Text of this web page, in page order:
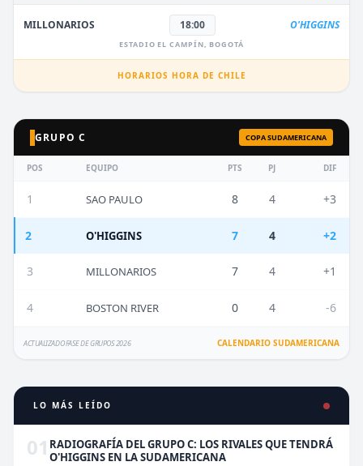
MILLONARIOS 18:00 O'HIGGINS
ESTADIO EL CAMPÍN, BOGOTÁ
HORARIOS HORA DE CHILE
GRUPO C COPA SUDAMERICANA
POS EQUIPO PTS PJ DIF
1 SAO PAULO 8 4 +3
2 O'HIGGINS 7 4 +2
3 MILLONARIOS 7 4 +1
4 BOSTON RIVER 0 4 -6
ACTUALIZADO FASE DE GRUPOS 2026 CALENDARIO SUDAMERICANA
LO MÁS LEÍDO
01 RADIOGRAFÍA DEL GRUPO C: LOS RIVALES QUE TENDRÁ
O'HIGGINS EN LA SUDAMERICANA